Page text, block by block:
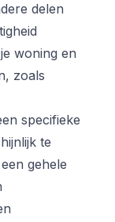
delen
woning en
zoals
specifieke
te
gehele